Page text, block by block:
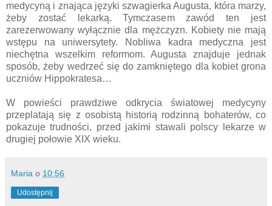
medycyną i znająca języki szwagierka Augusta, która marzy,
żeby zostać lekarką. Tymczasem zawód ten jest
zarezerwowany wyłącznie dla mężczyzn. Kobiety nie mają
wstępu na uniwersytety. Nobliwa kadra medyczna jest
niechętna wszelkim reformom. Augusta znajduje jednak
sposób, żeby wedrzeć się do zamkniętego dla kobiet grona
uczniów Hippokratesa…
W powieści prawdziwe odkrycia światowej medycyny
przeplatają się z osobistą historią rodzinną bohaterów, co
pokazuje trudności, przed jakimi stawali polscy lekarze w
drugiej połowie XIX wieku.
Maria o 10:56
Udostępnij